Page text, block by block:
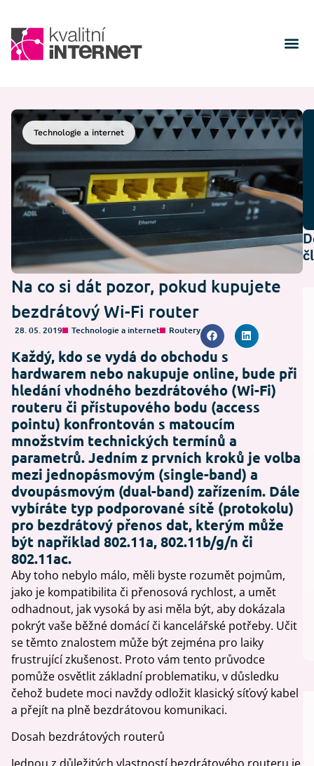
Technologie a internet
Na co si dát pozor, pokud kupujete
bezdrátový Wi-Fi router
28. 05. 2019 Technologie a internet Routery
Každý, kdo se vydá do obchodu s
hardwarem nebo nakupuje online, bude při
hledání vhodného bezdrátového (Wi-Fi)
routeru či přístupového bodu (access
pointu) konfrontován s matoucím
množstvím technických termínů a
parametrů. Jedním z prvních kroků je volba
mezi jednopásmovým (single-band) a
dvoupásmovým (dual-band) zařízením. Dále
vybíráte typ podporované sítě (protokolu)
pro bezdrátový přenos dat, kterým může
být například 802.11a, 802.11b/g/n či
802.11ac.
Aby toho nebylo málo, měli byste rozumět pojmům,
jako je kompatibilita či přenosová rychlost, a umět
odhadnout, jak vysoká by asi měla být, aby dokázala
pokrýt vaše běžné domácí či kancelářské potřeby. Učit
se těmto znalostem může být zejména pro laiky
frustrující zkušenost. Proto vám tento průvodce
pomůže osvětlit základní problematiku, v důsledku
čehož budete moci navždy odložit klasický síťový kabel
a přejít na plně bezdrátovou komunikaci.
Dosah bezdrátových routerů